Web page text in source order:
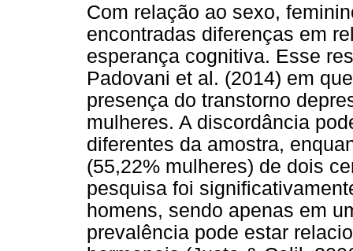
Com relação ao sexo,
encontradas diferenças em
esperança cognitiva. Esse
Padovani et al. (2014) em
presença do transtorno
mulheres. A discordância
diferentes da amostra,
(55,22% mulheres) de dois
pesquisa foi
homens, sendo apenas em
prevalência pode estar